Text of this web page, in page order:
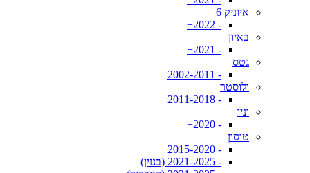
איוניק 6
- 2022+
באיון
- 2021+
גטס
- 2002-2011
ולוסטר
- 2011-2018
וניו
- 2020+
טוסון
- 2015-2020
- 2021-2025 (בנזין)